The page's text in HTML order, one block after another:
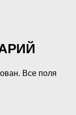
Все поля